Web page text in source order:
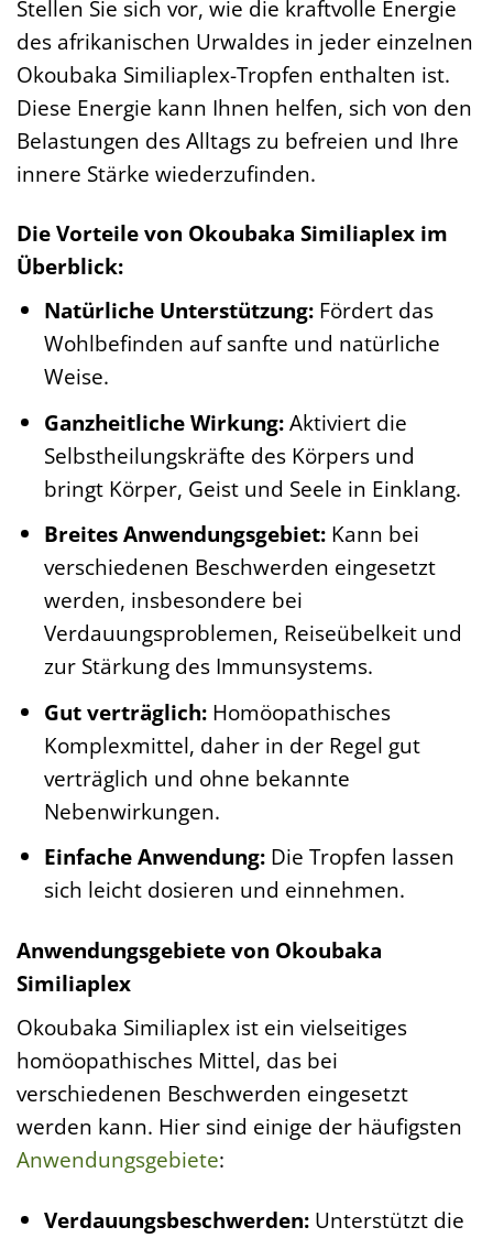
Stellen Sie sich vor, wie die kraftvolle Energie
des afrikanischen Urwaldes in jeder einzelnen
Okoubaka Similiaplex-Tropfen enthalten ist.
Diese Energie kann Ihnen helfen, sich von den
Belastungen des Alltags zu befreien und Ihre
innere Stärke wiederzufinden.
Die Vorteile von Okoubaka Similiaplex im
Überblick:
Natürliche Unterstützung:Fördert das
Wohlbefinden auf sanfte und natürliche
Weise.
Ganzheitliche Wirkung:Aktiviert die
Selbstheilungskräfte des Körpers und
bringt Körper, Geist und Seele in Einklang.
Breites Anwendungsgebiet:Kann bei
verschiedenen Beschwerden eingesetzt
werden, insbesondere bei
Verdauungsproblemen, Reiseübelkeit und
zur Stärkung des Immunsystems.
Gut verträglich:Homöopathisches
Komplexmittel, daher in der Regel gut
verträglich und ohne bekannte
Nebenwirkungen.
Einfache Anwendung:Die Tropfen lassen
sich leicht dosieren und einnehmen.
Anwendungsgebiete von Okoubaka
Similiaplex
Okoubaka Similiaplex ist ein vielseitiges
homöopathisches Mittel, das bei
verschiedenen Beschwerden eingesetzt
werden kann. Hier sind einige der häufigsten
Anwendungsgebiete:
Verdauungsbeschwerden:Unterstützt die